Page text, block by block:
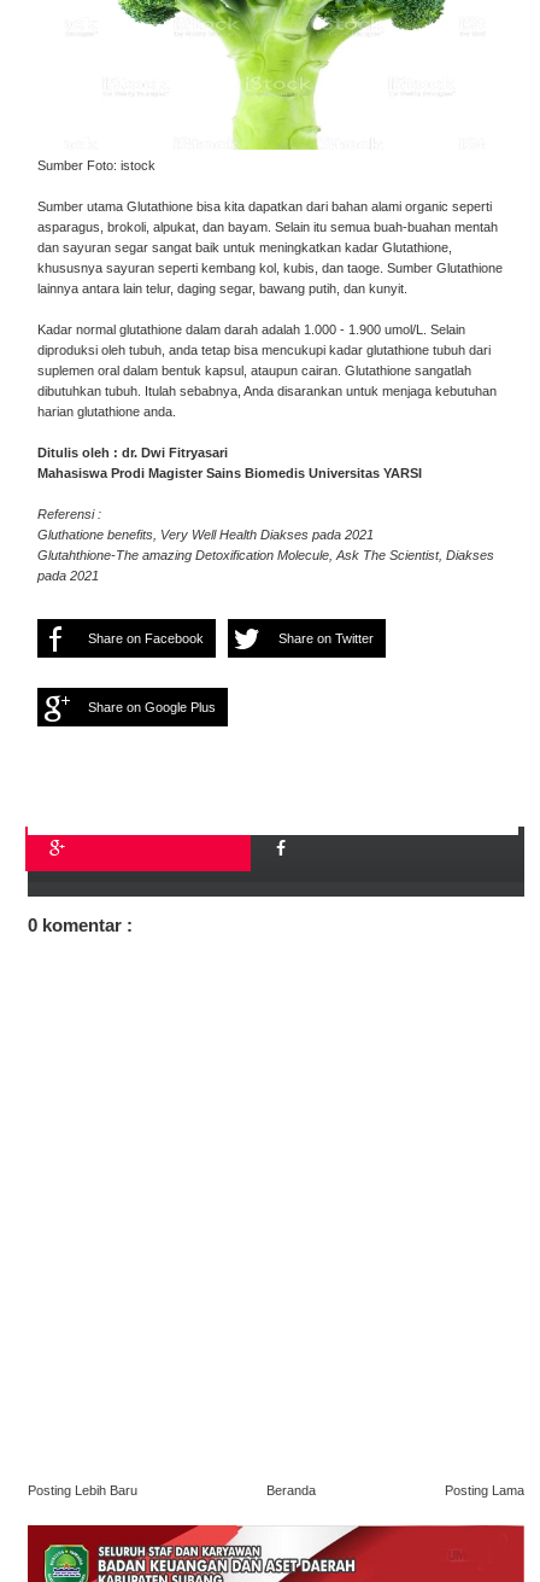
Sumber Foto: istock
Sumber utama Glutathione bisa kita dapatkan dari bahan alami organic seperti
asparagus, brokoli, alpukat, dan bayam. Selain itu semua buah-buahan mentah
dan sayuran segar sangat baik untuk meningkatkan kadar Glutathione,
khususnya sayuran seperti kembang kol, kubis, dan taoge. Sumber Glutathione
lainnya antara lain telur, daging segar, bawang putih, dan kunyit.
Kadar normal glutathione dalam darah adalah 1.000 - 1.900 umol/L. Selain
diproduksi oleh tubuh, anda tetap bisa mencukupi kadar glutathione tubuh dari
suplemen oral dalam bentuk kapsul, ataupun cairan. Glutathione sangatlah
dibutuhkan tubuh. Itulah sebabnya, Anda disarankan untuk menjaga kebutuhan
harian glutathione anda.
Ditulis oleh : dr. Dwi Fitryasari
Mahasiswa Prodi Magister Sains Biomedis Universitas YARSI
Referensi :
Gluthatione benefits, Very Well Health Diakses pada 2021
Glutahthione-The amazing Detoxification Molecule, Ask The Scientist, Diakses
pada 2021
Share on Facebook Share on Twitter
Share on Google Plus
0 komentar :
Posting Lebih Baru Posting Lama
Beranda